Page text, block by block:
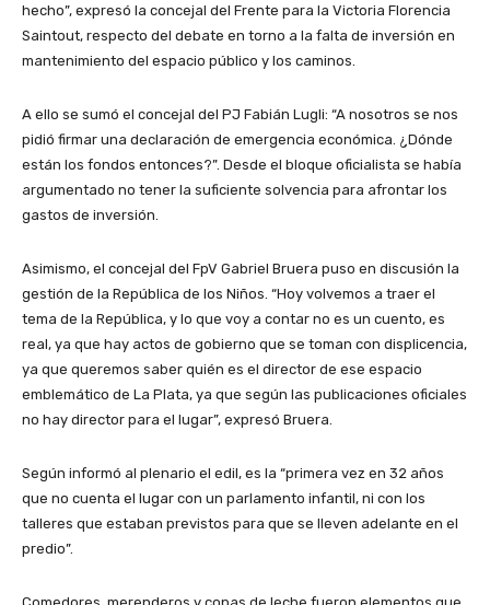
hecho”, expresó la concejal del Frente para la Victoria Florencia
Saintout, respecto del debate en torno a la falta de inversión en
mantenimiento del espacio público y los caminos.
A ello se sumó el concejal del PJ Fabián Lugli: “A nosotros se nos
pidió firmar una declaración de emergencia económica. ¿Dónde
están los fondos entonces?”. Desde el bloque oficialista se había
argumentado no tener la suficiente solvencia para afrontar los
gastos de inversión.
Asimismo, el concejal del FpV Gabriel Bruera puso en discusión la
gestión de la República de los Niños. “Hoy volvemos a traer el
tema de la República, y lo que voy a contar no es un cuento, es
real, ya que hay actos de gobierno que se toman con displicencia,
ya que queremos saber quién es el director de ese espacio
emblemático de La Plata, ya que según las publicaciones oficiales
no hay director para el lugar”, expresó Bruera.
Según informó al plenario el edil, es la “primera vez en 32 años
que no cuenta el lugar con un parlamento infantil, ni con los
talleres que estaban previstos para que se lleven adelante en el
predio”.